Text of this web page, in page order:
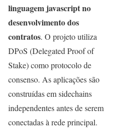
linguagem javascript no
desenvolvimento dos
contratos. O projeto utiliza
DPoS (Delegated Proof of
Stake) como protocolo de
consenso. As aplicações são
construídas em sidechains
independentes antes de serem
conectadas à rede principal.